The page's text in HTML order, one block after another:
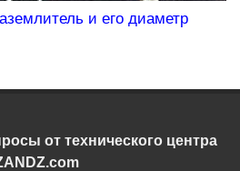
и его диаметр
от технического центра